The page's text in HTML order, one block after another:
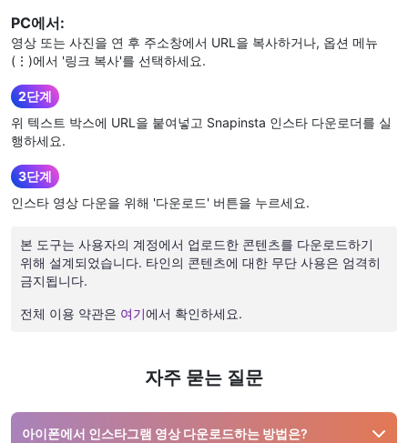
PC에서:
영상 또는 사진을 연 후 주소창에서 URL을 복사하거나, 옵션 메뉴
(⋮)에서 '링크 복사'를 선택하세요.
2단계
위 텍스트 박스에 URL을 붙여넣고 Snapinsta 인스타 다운로더를 실
행하세요.
3단계
인스타 영상 다운을 위해 '다운로드' 버튼을 누르세요.
본 도구는 사용자의 계정에서 업로드한 콘텐츠를 다운로드하기
위해 설계되었습니다. 타인의 콘텐츠에 대한 무단 사용은 엄격히
금지됩니다.
전체 이용 약관은 여기에서 확인하세요.
자주 묻는 질문
아이폰에서 인스타그램 영상 다운로드하는 방법은?